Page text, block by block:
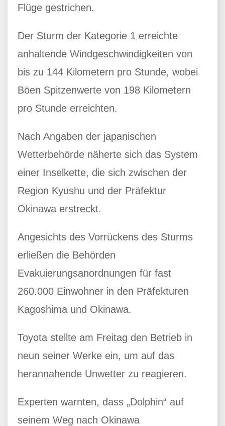
Flüge gestrichen.
Der Sturm der Kategorie 1 erreichte
anhaltende Windgeschwindigkeiten von
bis zu 144 Kilometern pro Stunde, wobei
Böen Spitzenwerte von 198 Kilometern
pro Stunde erreichten.
Nach Angaben der japanischen
Wetterbehörde näherte sich das System
einer Inselkette, die sich zwischen der
Region Kyushu und der Präfektur
Okinawa erstreckt.
Angesichts des Vorrückens des Sturms
erließen die Behörden
Evakuierungsanordnungen für fast
260.000 Einwohner in den Präfekturen
Kagoshima und Okinawa.
Toyota stellte am Freitag den Betrieb in
neun seiner Werke ein, um auf das
herannahende Unwetter zu reagieren.
Experten warnten, dass „Dolphin“ auf
seinem Weg nach Okinawa